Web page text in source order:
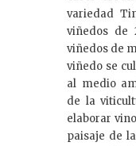
variedad
viñedos de
viñedos de
viñedo se
al medio
de la
elaborar
paisaje de